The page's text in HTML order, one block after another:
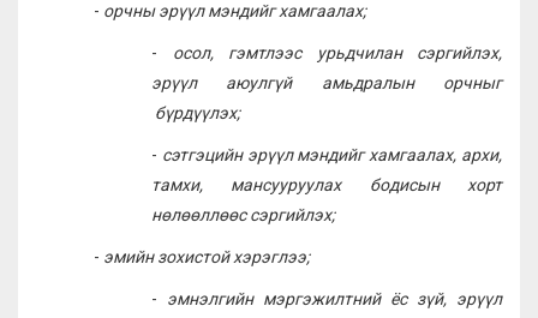
- орчны эрүүл мэндийг хамгаалах;
- осол, гэмтлээс урьдчилан сэргийлэх,
эрүүл аюулгүй амьдралын орчныг
бүрдүүлэх;
- сэтгэцийн эрүүл мэндийг хамгаалах, архи,
тамхи, мансууруулах бодисын хорт
нөлөөллөөс сэргийлэх;
- эмийн зохистой хэрэглээ;
- эмнэлгийн мэргэжилтний ёс зүй, эрүүл